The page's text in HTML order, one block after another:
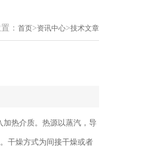
： 首页>资讯中心>技术文章
热介质。热源以蒸汽，导
干燥方式为间接干燥或者